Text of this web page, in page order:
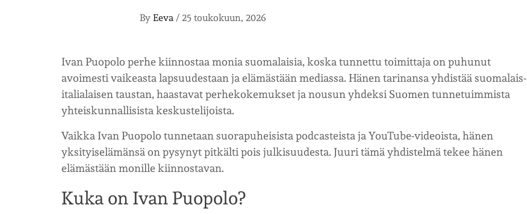
By Eeva / 25 toukokuun, 2026
Ivan Puopolo perhe kiinnostaa monia suomalaisia, koska tunnettu toimittaja on puhunut
avoimesti vaikeasta lapsuudestaan ja elämästään mediassa. Hänen tarinansa yhdistää suomalais-
italialaisen taustan, haastavat perhekokemukset ja nousun yhdeksi Suomen tunnetuimmista
yhteiskunnallisista keskustelijoista.
Vaikka Ivan Puopolo tunnetaan suorapuheisista podcasteista ja YouTube-videoista, hänen
yksityiselämänsä on pysynyt pitkälti pois julkisuudesta. Juuri tämä yhdistelmä tekee hänen
elämästään monille kiinnostavan.
Kuka on Ivan Puopolo?